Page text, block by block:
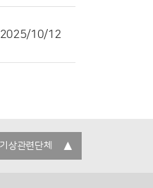
2025/10/12
기상관련단체